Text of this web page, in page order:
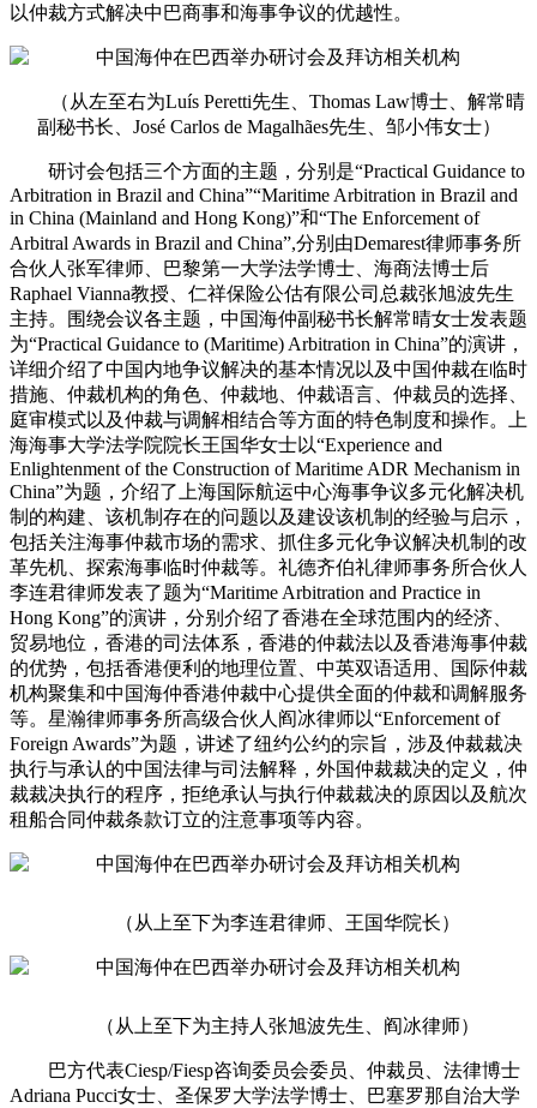
以仲裁方式解决中巴商事和海事争议的优越性。
（从左至右为Luís Peretti先生、Thomas Law博士、解常晴
副秘书长、José Carlos de Magalhães先生、邹小伟女士）
研讨会包括三个方面的主题，分别是“Practical Guidance to
Arbitration in Brazil and China”“Maritime Arbitration in Brazil and
in China (Mainland and Hong Kong)”和“The Enforcement of
Arbitral Awards in Brazil and China”,分别由Demarest律师事务所
合伙人张军律师、巴黎第一大学法学博士、海商法博士后
Raphael Vianna教授、仁祥保险公估有限公司总裁张旭波先生
主持。围绕会议各主题，中国海仲副秘书长解常晴女士发表题
为“Practical Guidance to (Maritime) Arbitration in China”的演讲，
详细介绍了中国内地争议解决的基本情况以及中国仲裁在临时
措施、仲裁机构的角色、仲裁地、仲裁语言、仲裁员的选择、
庭审模式以及仲裁与调解相结合等方面的特色制度和操作。上
海海事大学法学院院长王国华女士以“Experience and
Enlightenment of the Construction of Maritime ADR Mechanism in
China”为题，介绍了上海国际航运中心海事争议多元化解决机
制的构建、该机制存在的问题以及建设该机制的经验与启示，
包括关注海事仲裁市场的需求、抓住多元化争议解决机制的改
革先机、探索海事临时仲裁等。礼德齐伯礼律师事务所合伙人
李连君律师发表了题为“Maritime Arbitration and Practice in
Hong Kong”的演讲，分别介绍了香港在全球范围内的经济、
贸易地位，香港的司法体系，香港的仲裁法以及香港海事仲裁
的优势，包括香港便利的地理位置、中英双语适用、国际仲裁
机构聚集和中国海仲香港仲裁中心提供全面的仲裁和调解服务
等。星瀚律师事务所高级合伙人阎冰律师以“Enforcement of
Foreign Awards”为题，讲述了纽约公约的宗旨，涉及仲裁裁决
执行与承认的中国法律与司法解释，外国仲裁裁决的定义，仲
裁裁决执行的程序，拒绝承认与执行仲裁裁决的原因以及航次
租船合同仲裁条款订立的注意事项等内容。
（从上至下为李连君律师、王国华院长）
（从上至下为主持人张旭波先生、阎冰律师）
巴方代表Ciesp/Fiesp咨询委员会委员、仲裁员、法律博士
Adriana Pucci女士、圣保罗大学法学博士、巴塞罗那自治大学